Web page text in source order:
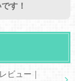
す！
ビュー｜